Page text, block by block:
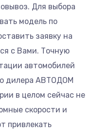
Для выбора
модель по
заявку на
с Вами. Точную
автомобилей
дилера АВТОДОМ
в целом сейчас не
скорости и
привлекать